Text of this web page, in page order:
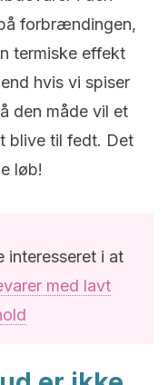
forbrændingen,
termiske effekt
hvis vi spiser
den måde vil et
blive til fedt. Det
løb!
interesseret i at
med lavt